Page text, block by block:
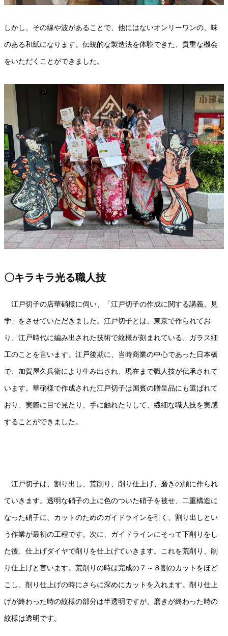
しかし、その線や波があることで、他にはないオンリーワンの、味
のある和紙になります。伝統的な製造法を体験できた、貴重な機会
をいただくことができました。
〇キラキラ光る職人技
江戸切子の店華硝様に伺い、「江戸切子の作成に関する講義、見
学」をさせていただきました。江戸切子とは、東京で作られてお
り、江戸時代に編み出された技術で紋様が刻まれている、ガラス細
工のことを言います。江戸後期に、当時商業の中心であった日本橋
で、加賀屋久兵衛により生み出され、現在まで職人技が伝承されて
います。華硝様で作成された江戸切子は国賓の贈呈品にも選ばれて
おり、実際に目で見たり、手に触れたりして、繊細な職人技を実感
することができました。
江戸切子は、割り出し、荒削り、削り仕上げ、磨きの順に作られ
ていきます。透明な硝子の上に色のついた硝子を被せ、二重構造に
なった硝子に、カットのためのガイドラインを引く、割り出しとい
う作業が最初の工程です。次に、ガイドラインにそって下削りをし
た後、仕上げダイヤで削りを仕上げていきます。これを荒削り、削
り仕上げと言います。荒削りの時は完成の７～８割のカットをほど
こし、削り仕上げの時にさらに深めにカットを入れます。削り仕上
げが終わった時の紋様の部分は半透明ですが、磨きが終わった時の
紋様は透明です。